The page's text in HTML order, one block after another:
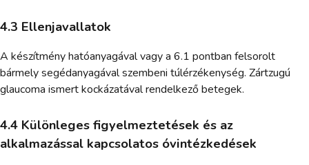
4.3 Ellenjavallatok
A készítmény hatóanyagával vagy a 6.1 pontban felsorolt
bármely segédanyagával szembeni túlérzékenység. Zártzugú
glaucoma ismert kockázatával rendelkező betegek.
4.4 Különleges figyelmeztetések és az
alkalmazással kapcsolatos óvintézkedések